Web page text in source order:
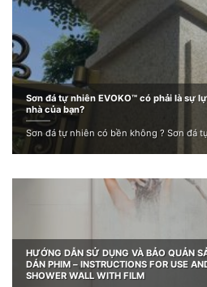
Sơn đá tự nhiên EVOKO™ có phải là sự
nhà của bạn?
Sơn đá tự nhiên có bền không ? Sơn đá
HƯỚNG DẪN SỬ DỤNG VÀ BẢO QUẢN
DÁN PHIM – INSTRUCTIONS FOR USE
SHOWER WALL WITH FILM